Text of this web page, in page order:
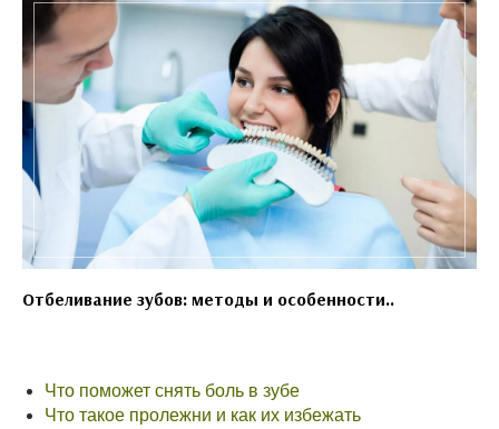
Отбеливание зубов: методы и особенности..
Что поможет снять боль в зубе
Что такое пролежни и как их избежать